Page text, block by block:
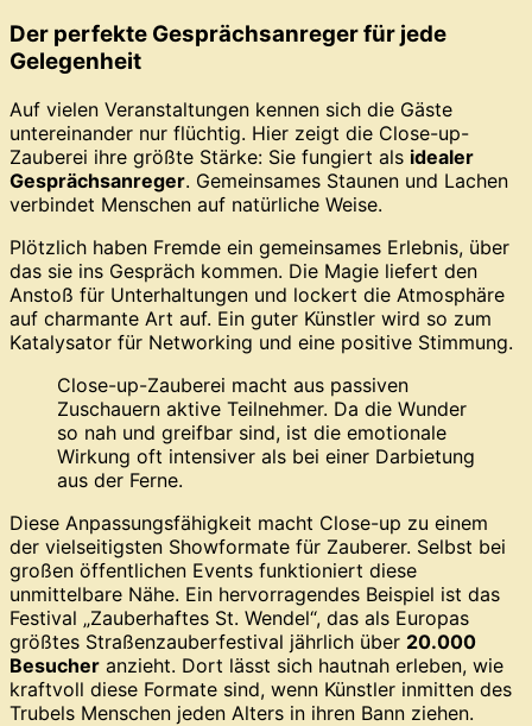
Der perfekte Gesprächsanreger für jede
Gelegenheit
Auf vielen Veranstaltungen kennen sich die Gäste
untereinander nur flüchtig. Hier zeigt die Close-up-
Zauberei ihre größte Stärke: Sie fungiert als idealer
Gesprächsanreger. Gemeinsames Staunen und Lachen
verbindet Menschen auf natürliche Weise.
Plötzlich haben Fremde ein gemeinsames Erlebnis, über
das sie ins Gespräch kommen. Die Magie liefert den
Anstoß für Unterhaltungen und lockert die Atmosphäre
auf charmante Art auf. Ein guter Künstler wird so zum
Katalysator für Networking und eine positive Stimmung.
Close-up-Zauberei macht aus passiven
Zuschauern aktive Teilnehmer. Da die Wunder
so nah und greifbar sind, ist die emotionale
Wirkung oft intensiver als bei einer Darbietung
aus der Ferne.
Diese Anpassungsfähigkeit macht Close-up zu einem
der vielseitigsten Showformate für Zauberer. Selbst bei
großen öffentlichen Events funktioniert diese
unmittelbare Nähe. Ein hervorragendes Beispiel ist das
Festival „Zauberhaftes St. Wendel“, das als Europas
größtes Straßenzauberfestival jährlich über 20.000
Besucher anzieht. Dort lässt sich hautnah erleben, wie
kraftvoll diese Formate sind, wenn Künstler inmitten des
Trubels Menschen jeden Alters in ihren Bann ziehen.